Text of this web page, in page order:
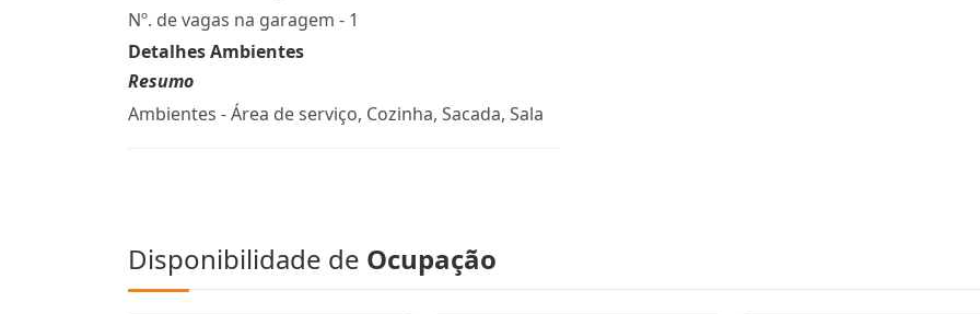
Nº. de vagas na garagem - 1
Detalhes Ambientes
Resumo
Ambientes - Área de serviço, Cozinha, Sacada, Sala
Disponibilidade de Ocupação